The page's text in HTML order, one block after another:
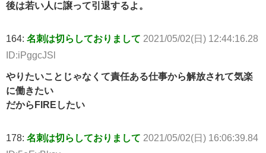
後は若い人に譲って引退するよ。
164: 名刺は切らしておりまして 2021/05/02(日) 12:44:16.28
ID:iPggcJSl
やりたいことじゃなくて責任ある仕事から解放されて気楽
に働きたい
だからFIREしたい
178: 名刺は切らしておりまして 2021/05/02(日) 16:06:39.84